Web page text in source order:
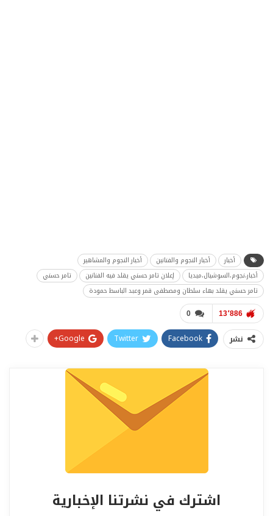
أخبار أخبار النجوم والفنانين
أخبار النجوم والمشاهير
أخبار،نجوم،السوشيال،ميديا
إعلان تامر حسني يقلد فيه الفنانين
تامر حسني
تامر حسني يقلد بهاء سلطان ومصطفى قمر وعبد الباسط حمودة
0 13٬886
نشر Facebook
Twitter
Google+
اشترك في نشرتنا الإخبارية